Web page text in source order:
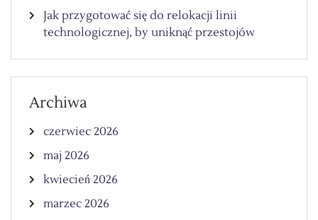
Jak przygotować się do relokacji linii
technologicznej, by uniknąć przestojów
Archiwa
czerwiec 2026
maj 2026
kwiecień 2026
marzec 2026